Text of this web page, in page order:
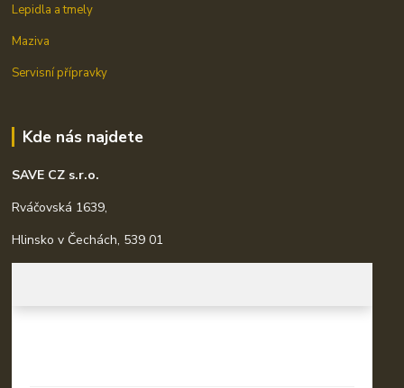
Lepidla a tmely
Maziva
Servisní přípravky
Kde nás najdete
SAVE CZ s.r.o.
Rváčovská 1639,
Hlinsko v Čechách, 539 01